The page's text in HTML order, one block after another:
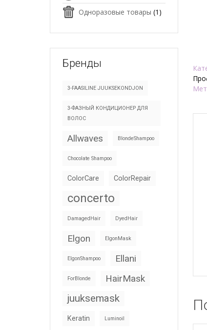
Одноразовые товары (1)
Бренды
3-FAASILINE JUUKSEKONDJON
3-ФАЗНЫЙ КОНДИЦИОНЕР ДЛЯ
ВОЛОС
Allwaves BlondeShampoo
Chocolate Shampoo
ColorCare ColorRepair
concerto
DamagedHair DyedHair
Elgon ElgonMask
ElgonShampoo Ellani
ForBlonde HairMask
juuksemask
Keratin Luminoil